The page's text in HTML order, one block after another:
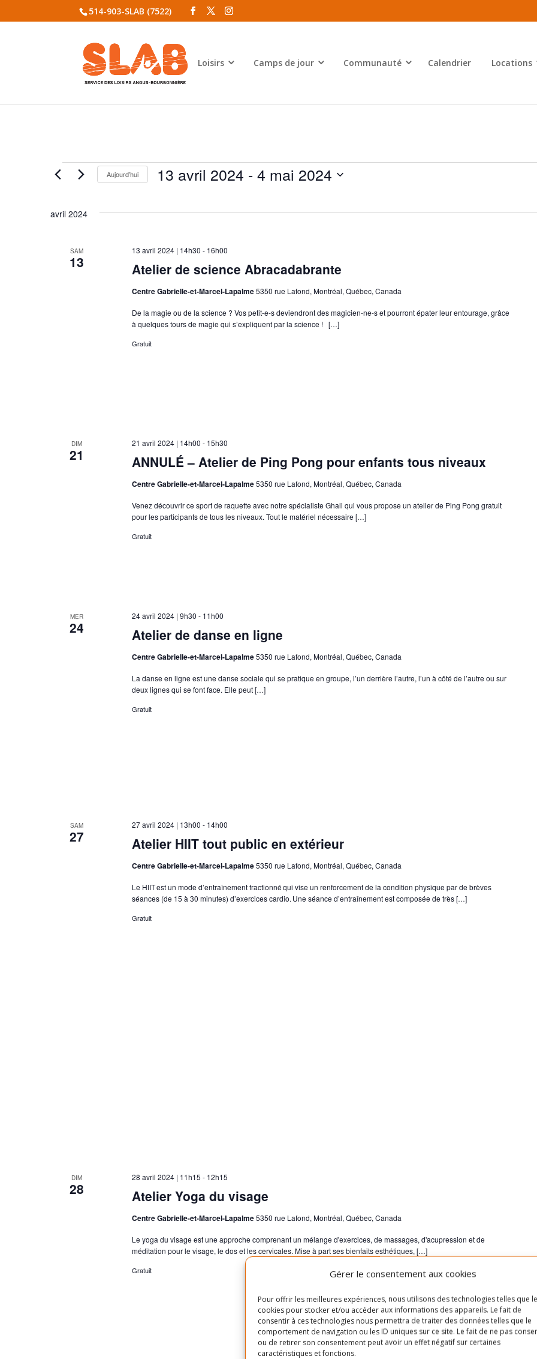
Gérer le consentement aux cookies
Pour offrir les meilleures expériences, nous utilisons des technologies telles que
cookies pour stocker et/ou accéder aux informations des appareils. Le fait de
consentir à ces technologies nous permettra de traiter des données telles que le
comportement de navigation ou les ID uniques sur ce site. Le fait de ne pas
ou de retirer son consentement peut avoir un effet négatif sur certaines
caractéristiques et fonctions.
514-903-SLAB (7522)
Loisirs Camps de jour Communauté Calendrier Locations
Évènements
Aujourd’hui 13 avril 2024 - 4 mai 2024
avril 2024
SAM
13 Atelier de science Abracadabrante
13 avril 2024 | 14h30 - 16h00
Centre Gabrielle-et-Marcel-Lapalme5350 rue Lafond, Montréal, Québec, Canada
De la magie ou de la science ? Vos petit-e-s deviendront des magicien-ne-s et pourront épater leur entourage, grâce
à quelques tours de magie qui s’expliquent par la science ! […]
Gratuit
DIM
21 ANNULÉ – Atelier de Ping Pong pour enfants tous niveaux
21 avril 2024 | 14h00 - 15h30
Centre Gabrielle-et-Marcel-Lapalme5350 rue Lafond, Montréal, Québec, Canada
Venez découvrir ce sport de raquette avec notre spécialiste Ghali qui vous propose un atelier de Ping Pong gratuit
pour les participants de tous les niveaux. Tout le matériel nécessaire […]
Gratuit
MER
24 Atelier de danse en ligne
24 avril 2024 | 9h30 - 11h00
Centre Gabrielle-et-Marcel-Lapalme5350 rue Lafond, Montréal, Québec, Canada
La danse en ligne est une danse sociale qui se pratique en groupe, l’un derrière l’autre, l’un à côté de l’autre ou sur
deux lignes qui se font face. Elle peut […]
Gratuit
SAM
27 Atelier HIIT tout public en extérieur
27 avril 2024 | 13h00 - 14h00
Centre Gabrielle-et-Marcel-Lapalme5350 rue Lafond, Montréal, Québec, Canada
Le HIIT est un mode d’entraînement fractionné qui vise un renforcement de la condition physique par de brèves
séances (de 15 à 30 minutes) d’exercices cardio. Une séance d’entraînement est composée de très […]
Gratuit
DIM
28 Atelier Yoga du visage
28 avril 2024 | 11h15 - 12h15
Centre Gabrielle-et-Marcel-Lapalme5350 rue Lafond, Montréal, Québec, Canada
Le yoga du visage est une approche comprenant un mélange d'exercices, de massages, d'acupression et de
méditation pour le visage, le dos et les cervicales. Mise à part ses bienfaits esthétiques, […]
Gratuit